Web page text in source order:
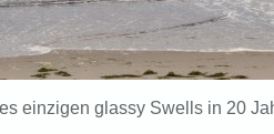
einzigen glassy Swells in 20